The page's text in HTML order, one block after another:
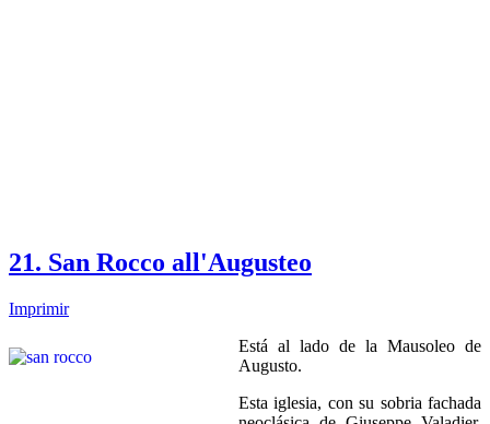
21. San Rocco all'Augusteo
Imprimir
Está al lado de la Mausoleo de
Augusto.
Esta iglesia, con su sobria fachada